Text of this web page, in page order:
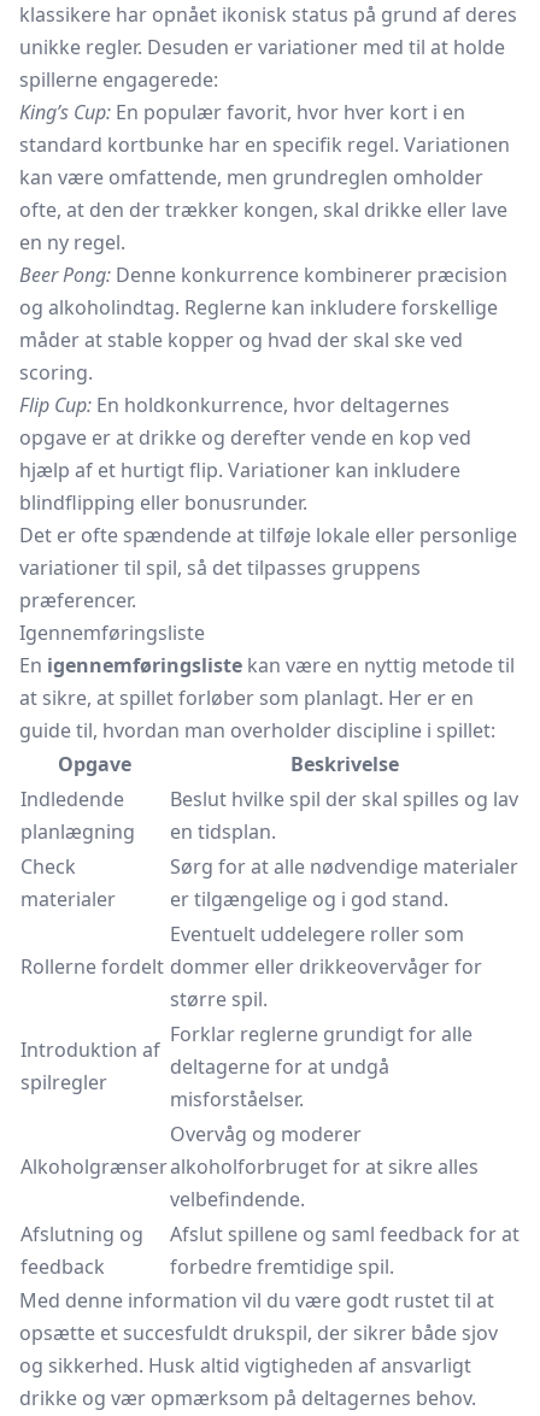
klassikere har opnået ikonisk status på grund af deres
unikke regler. Desuden er variationer med til at holde
spillerne engagerede:
King’s Cup: En populær favorit, hvor hver kort i en
standard kortbunke har en specifik regel. Variationen
kan være omfattende, men grundreglen omholder
ofte, at den der trækker kongen, skal drikke eller lave
en ny regel.
Beer Pong: Denne konkurrence kombinerer præcision
og alkoholindtag. Reglerne kan inkludere forskellige
måder at stable kopper og hvad der skal ske ved
scoring.
Flip Cup: En holdkonkurrence, hvor deltagernes
opgave er at drikke og derefter vende en kop ved
hjælp af et hurtigt flip. Variationer kan inkludere
blindflipping eller bonusrunder.
Det er ofte spændende at tilføje lokale eller personlige
variationer til spil, så det tilpasses gruppens
præferencer.
Igennemføringsliste
En igennemføringsliste kan være en nyttig metode til
at sikre, at spillet forløber som planlagt. Her er en
guide til, hvordan man overholder discipline i spillet:
Opgave
Beskrivelse
Indledende
planlægning
Beslut hvilke spil der skal spilles og lav
en tidsplan.
Check
materialer
Sørg for at alle nødvendige materialer
er tilgængelige og i god stand.
Rollerne fordelt
Eventuelt uddelegere roller som
dommer eller drikkeovervåger for
større spil.
Introduktion af
spilregler
Forklar reglerne grundigt for alle
deltagerne for at undgå
misforståelser.
Alkoholgrænser
Overvåg og moderer
alkoholforbruget for at sikre alles
velbefindende.
Afslutning og
feedback
Afslut spillene og saml feedback for at
forbedre fremtidige spil.
Med denne information vil du være godt rustet til at
opsætte et succesfuldt drukspil, der sikrer både sjov
og sikkerhed. Husk altid vigtigheden af ansvarligt
drikke og vær opmærksom på deltagernes behov.